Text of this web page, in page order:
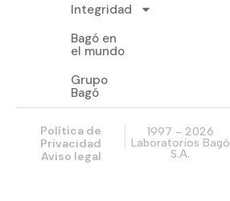
Integridad
Bagó en
el mundo
Grupo
Bagó
Política de
Privacidad
Aviso legal
1997 - 2026
Laboratorios Bagó
S.A.